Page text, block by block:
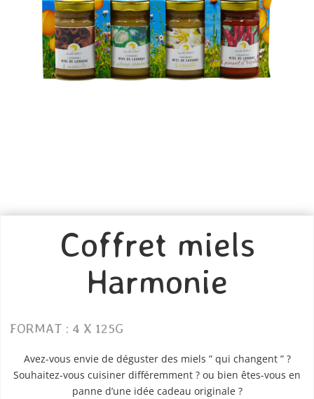
Coffret miels
Harmonie
FORMAT : 4 X 125G
Avez-vous envie de déguster des miels ” qui changent ” ?
Souhaitez-vous cuisiner différemment ? ou bien êtes-vous en
panne d’une idée cadeau originale ?